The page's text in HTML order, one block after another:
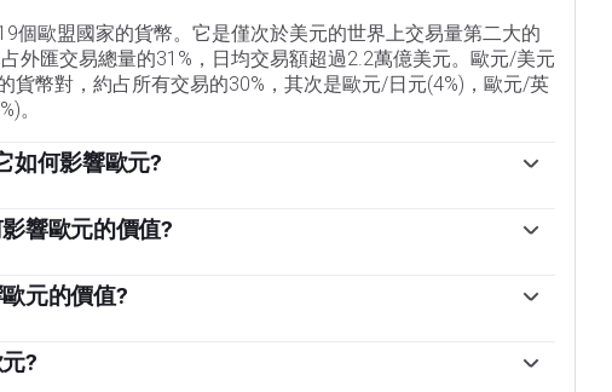
個歐盟國家的貨幣。它是僅次於美元的世界上交易量第二大的
外匯交易總量的31%，日均交易額超過2.2萬億美元。歐元/美元
貨幣對，約占所有交易的30%，其次是歐元/日元(4%)，歐元/英
。
如何影響歐元?
要任務是維持物價穩定，這意味著要麽控製通脹，要麽刺激增
然。歐洲央行管理委員會每年召開八次會議，製定貨幣政策決
家銀行行長和包括歐洲央行行長克裏斯蒂娜·拉加德在內的六個
響歐元的價值?
，特別是高於歐洲央行2%的目標，歐洲央行就不得不提高利率
地方更具吸引力。」
元的價值?
信心調查等指標都可能影響歐元的走向。強勁的經濟有利於歐
?